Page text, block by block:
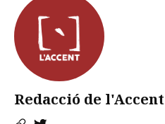
Redacció de l'Accent